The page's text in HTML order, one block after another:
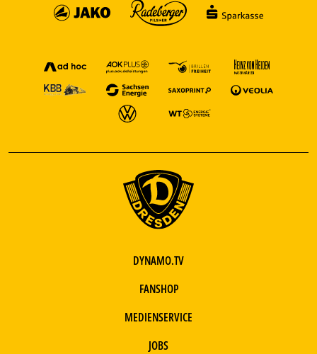
DYNAMO.TV
FANSHOP
MEDIENSERVICE
JOBS